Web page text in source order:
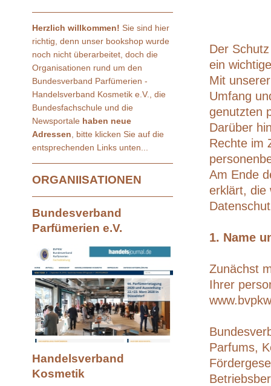
Der
ein
Mit
Umfang
genutzten
Darüber
Rechte im
Am Ende
erklärt, die
1. Name
Zunächst
Ihrer
Parfums,
Herzlich willkommen! Sie sind hier
richtig, denn unser bookshop wurde
noch nicht überarbeitet, doch die
Organisationen rund um den
Bundesverband Parfümerien -
Handelsverband Kosmetik e.V., die
Bundesfachschule und die
Newsportale haben neue
Adressen , bitte klicken Sie auf die
entsprechenden Links unten...
ORGANIISATIONEN
Bundesverband
Parfümerien e.V.
Handelsverband
Kosmetik